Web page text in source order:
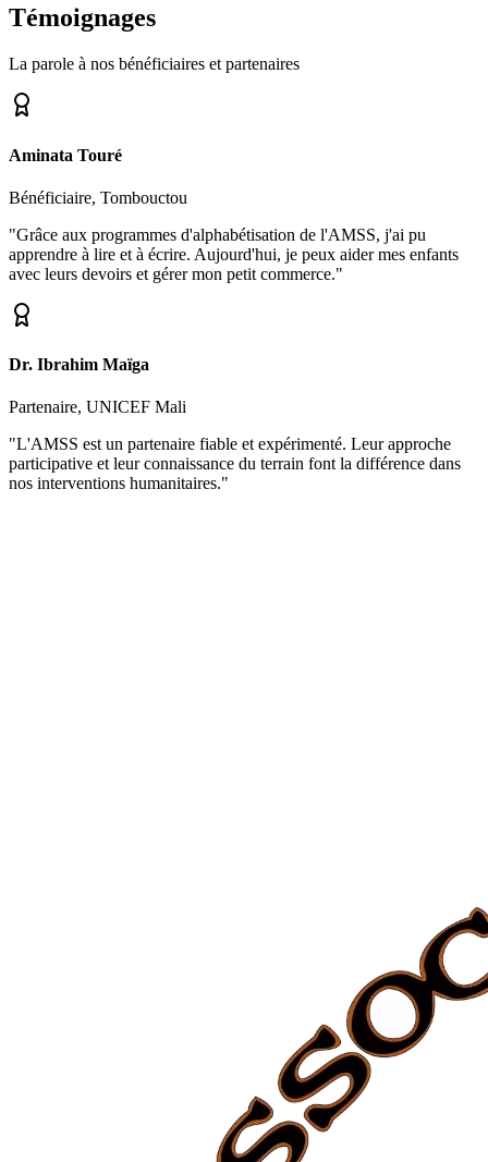
Témoignages
La parole à nos bénéficiaires et partenaires
Aminata Touré
Bénéficiaire, Tombouctou
"Grâce aux programmes d'alphabétisation de l'AMSS, j'ai pu
apprendre à lire et à écrire. Aujourd'hui, je peux aider mes enfants
avec leurs devoirs et gérer mon petit commerce."
Dr. Ibrahim Maïga
Partenaire, UNICEF Mali
"L'AMSS est un partenaire fiable et expérimenté. Leur approche
participative et leur connaissance du terrain font la différence dans
nos interventions humanitaires."